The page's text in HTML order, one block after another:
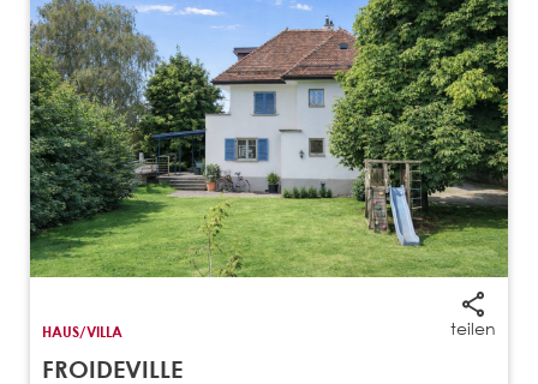
teilen
HAUS/VILLA
FROIDEVILLE